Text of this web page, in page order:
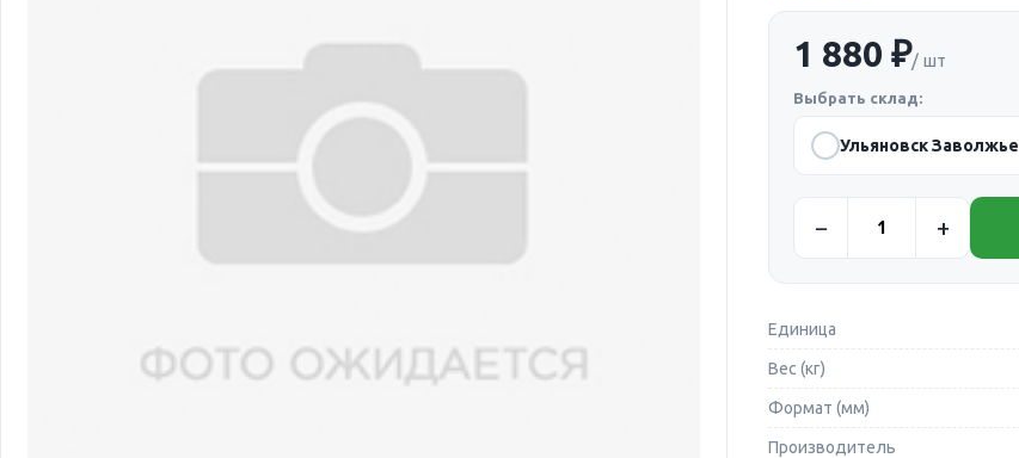
1 880 ₽/ шт
Выбрать склад:
Ульяновск Заволжье
Единица
Вес (кг)
Формат (мм)
Производитель